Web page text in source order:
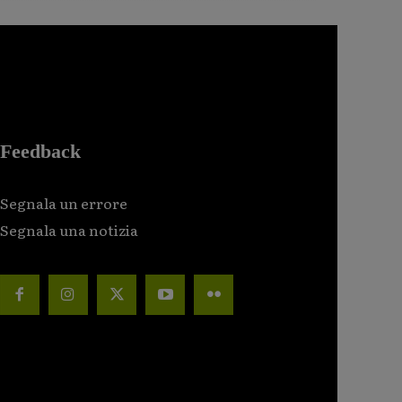
Feedback
Segnala un errore
Segnala una notizia